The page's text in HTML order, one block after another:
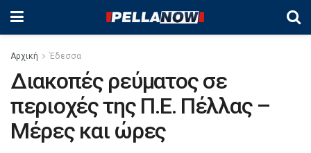
Αρχική Έδεσσα
Διακοπές ρεύματος σε
περιοχές της Π.Ε. Πέλλας –
Μέρες και ώρες